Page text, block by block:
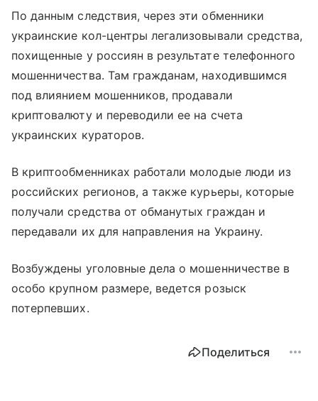
По данным следствия, через эти обменники
украинские кол-центры легализовывали средства,
похищенные у россиян в результате телефонного
мошенничества. Там гражданам, находившимся
под влиянием мошенников, продавали
криптовалюту и переводили ее на счета
украинских кураторов.
В криптообменниках работали молодые люди из
российских регионов, а также курьеры, которые
получали средства от обманутых граждан и
передавали их для направления на Украину.
Возбуждены уголовные дела о мошенничестве в
особо крупном размере, ведется розыск
потерпевших.
Поделиться